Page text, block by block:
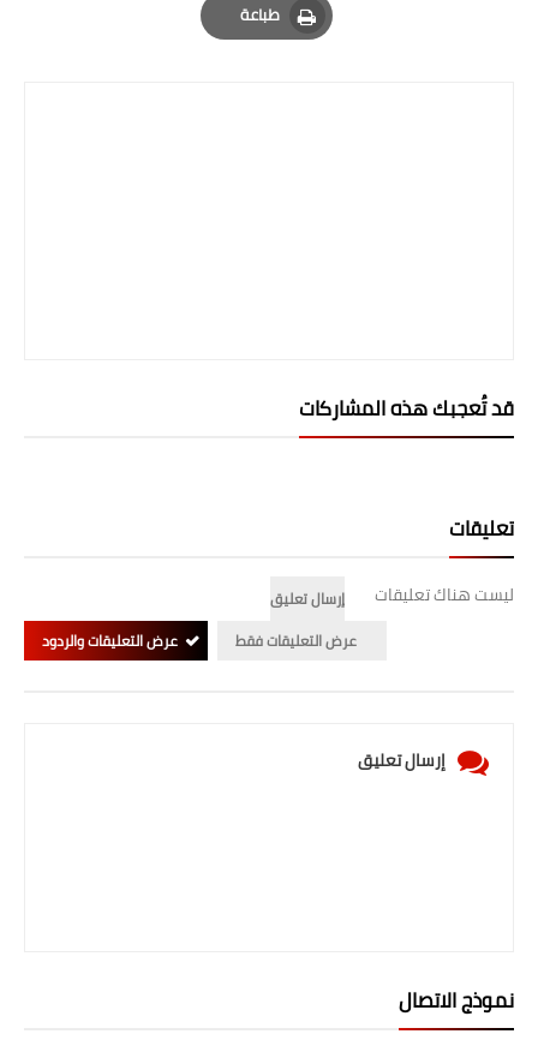
طباعة
Print
قد تُعجبك هذه المشاركات
تعليقات
ليست هناك تعليقات
إرسال تعليق
عرض التعليقات فقط
عرض التعليقات والردود
إرسال تعليق
نموذج الاتصال